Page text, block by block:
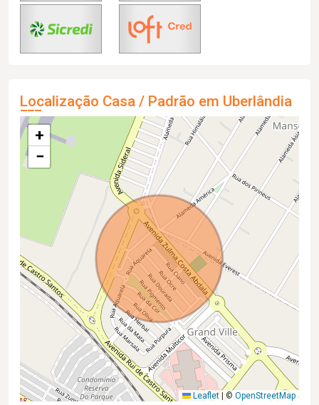
Localização Casa / Padrão em Uberlândia
+
−
Leaflet © OpenStreetMap